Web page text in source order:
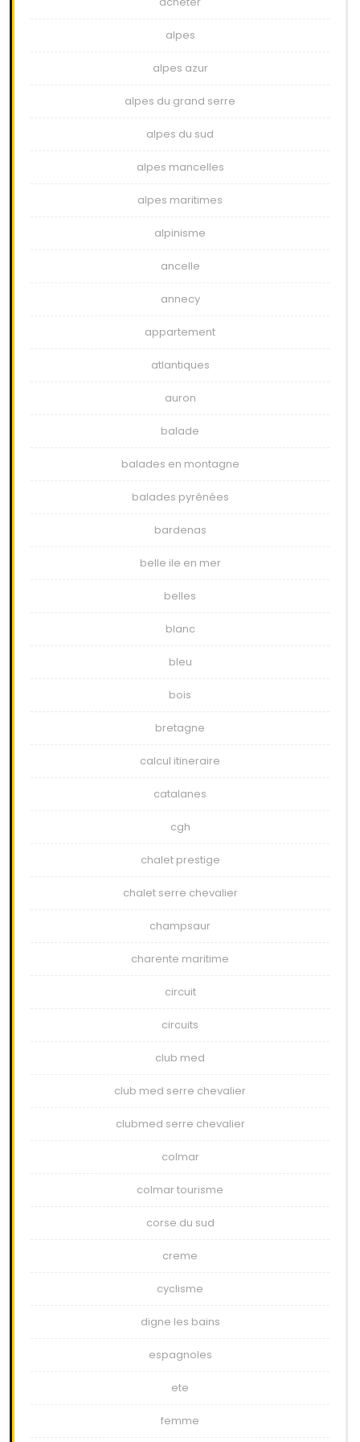
alpes
alpes azur
alpes du grand serre
alpes du sud
alpes mancelles
alpes maritimes
alpinisme
ancelle
annecy
appartement
atlantiques
auron
balade
balades en montagne
balades pyrénées
bardenas
belle ile en mer
belles
blanc
bleu
bois
bretagne
calcul itineraire
catalanes
cgh
chalet prestige
chalet serre chevalier
champsaur
charente maritime
circuit
circuits
club med
club med serre chevalier
clubmed serre chevalier
colmar
colmar tourisme
corse du sud
creme
cyclisme
digne les bains
espagnoles
ete
femme